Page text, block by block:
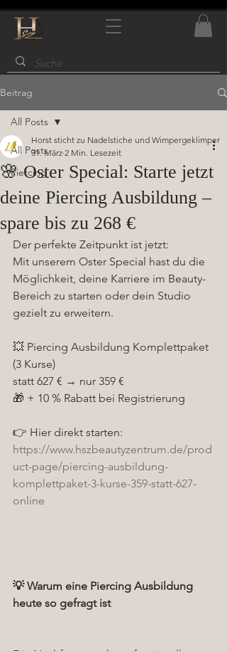
Beitrag
All Posts
Piercing
All Posts
🌸 Oster Special: Starte jetzt
deine Piercing Ausbildung –
spare bis zu 268 €
Horst sticht zu Nadelstiche und Wimpergeklimper
31. März 2 Min. Lesezeit
Der perfekte Zeitpunkt ist jetzt:
Mit unserem Oster Special hast du die
Möglichkeit, deine Karriere im Beauty-
Bereich zu starten oder dein Studio
gezielt zu erweitern.
💥 Piercing Ausbildung Komplettpaket
(3 Kurse)
statt 627 € → nur 359 €
🎁 + 10 % Rabatt bei Registrierung
👉 Hier direkt starten:
https://www.hszbeautyzentrum.de/prod
uct-page/piercing-ausbildung-
komplettpaket-3-kurse-359-statt-627-
online
💡 Warum eine Piercing Ausbildung
heute so gefragt ist